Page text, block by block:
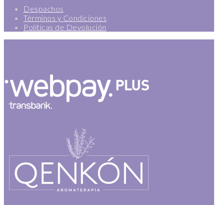
Despachos
Términos y Condiciones
Políticas de Devolución